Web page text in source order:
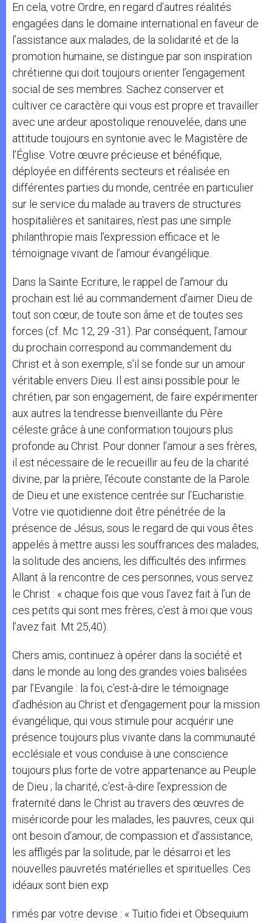
En cela, votre Ordre, en regard d’autres réalités
engagées dans le domaine international en faveur de
l’assistance aux malades, de la solidarité et de la
promotion humaine, se distingue par son inspiration
chrétienne qui doit toujours orienter l’engagement
social de ses membres. Sachez conserver et
cultiver ce caractère qui vous est propre et travailler
avec une ardeur apostolique renouvelée, dans une
attitude toujours en syntonie avec le Magistère de
l’Église. Votre œuvre précieuse et bénéfique,
déployée en différents secteurs et réalisée en
différentes parties du monde, centrée en particulier
sur le service du malade au travers de structures
hospitalières et sanitaires, n’est pas une simple
philanthropie mais l’expression efficace et le
témoignage vivant de l’amour évangélique.
Dans la Sainte Ecriture, le rappel de l’amour du
prochain est lié au commandement d’aimer Dieu de
tout son cœur, de toute son âme et de toutes ses
forces (cf. Mc 12, 29 -31). Par conséquent, l’amour
du prochain correspond au commandement du
Christ et à son exemple, s’il se fonde sur un amour
véritable envers Dieu. Il est ainsi possible pour le
chrétien, par son engagement, de faire expérimenter
aux autres la tendresse bienveillante du Père
céleste grâce à une conformation toujours plus
profonde au Christ. Pour donner l’amour a ses frères,
il est nécessaire de le recueillir au feu de la charité
divine, par la prière, l’écoute constante de la Parole
de Dieu et une existence centrée sur l’Eucharistie.
Votre vie quotidienne doit être pénétrée de la
présence de Jésus, sous le regard de qui vous êtes
appelés à mettre aussi les souffrances des malades,
la solitude des anciens, les difficultés des infirmes.
Allant à la rencontre de ces personnes, vous servez
le Christ : « chaque fois que vous l’avez fait à l’un de
ces petits qui sont mes frères, c’est à moi que vous
l’avez fait. Mt 25,40).
Chers amis, continuez à opérer dans la société et
dans le monde au long des grandes voies balisées
par l’Evangile : la foi, c’est-à-dire le témoignage
d’adhésion au Christ et d’engagement pour la mission
évangélique, qui vous stimule pour acquérir une
présence toujours plus vivante dans la communauté
ecclésiale et vous conduise à une conscience
toujours plus forte de votre appartenance au Peuple
de Dieu ; la charité, c’est-à-dire l’expression de
fraternité dans le Christ au travers des œuvres de
miséricorde pour les malades, les pauvres, ceux qui
ont besoin d’amour, de compassion et d’assistance,
les affligés par la solitude, par le désarroi et les
nouvelles pauvretés matérielles et spirituelles. Ces
idéaux sont bien exp
rimés par votre devise : « Tuitio fidei et Obsequium